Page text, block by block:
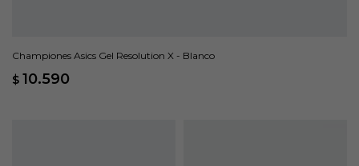
Championes Asics Gel Resolution X - Blanco
$ 10.590